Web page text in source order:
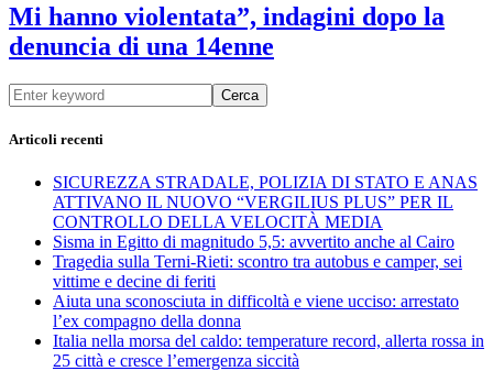
Mi hanno violentata”, indagini dopo la
denuncia di una 14enne
Cerca
Articoli recenti
SICUREZZA STRADALE, POLIZIA DI STATO E ANAS
ATTIVANO IL NUOVO “VERGILIUS PLUS” PER IL
CONTROLLO DELLA VELOCITÀ MEDIA
Sisma in Egitto di magnitudo 5,5: avvertito anche al Cairo
Tragedia sulla Terni-Rieti: scontro tra autobus e camper, sei
vittime e decine di feriti
Aiuta una sconosciuta in difficoltà e viene ucciso: arrestato
l’ex compagno della donna
Italia nella morsa del caldo: temperature record, allerta rossa in
25 città e cresce l’emergenza siccità